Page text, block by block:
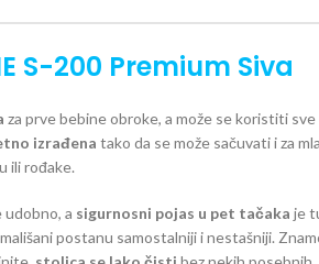
S-200 Premium Siva
za prve bebine obroke, a može se koristiti sve
izrađena tako da se može sačuvati i za
ili rođake.
udobno, a sigurnosni pojas u pet tačaka je
postanu samostalniji i nestašniji.